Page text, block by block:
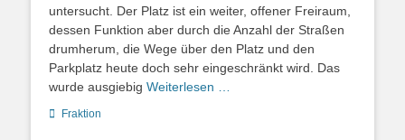
untersucht. Der Platz ist ein weiter, offener Freiraum,
dessen Funktion aber durch die Anzahl der Straßen
drumherum, die Wege über den Platz und den
Parkplatz heute doch sehr eingeschränkt wird. Das
wurde ausgiebig Weiterlesen …
Kategorien
Fraktion